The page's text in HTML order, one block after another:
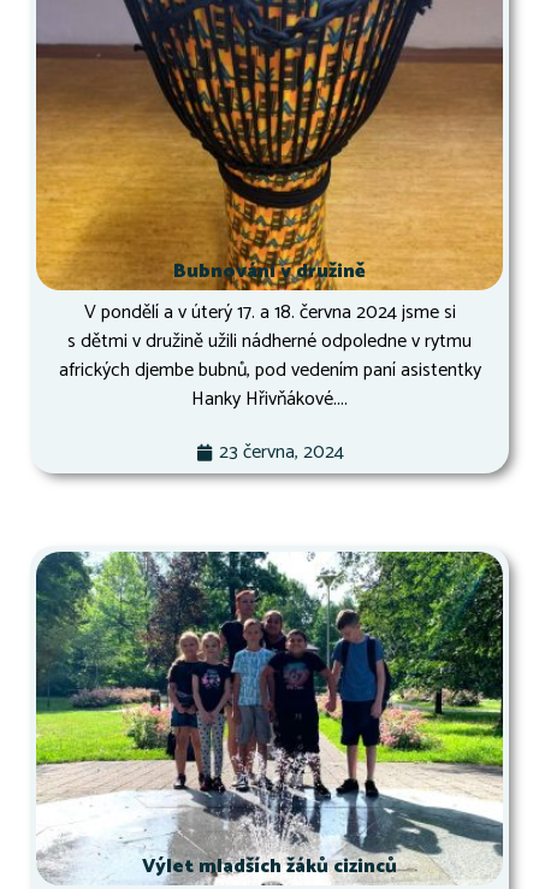
Bubnování v družině
V pondělí a v úterý 17. a 18. června 2024 jsme si
s dětmi v družině užili nádherné odpoledne v rytmu
afrických djembe bubnů, pod vedením paní asistentky
Hanky Hřivňákové....
23 června, 2024
Výlet mladších žáků cizinců